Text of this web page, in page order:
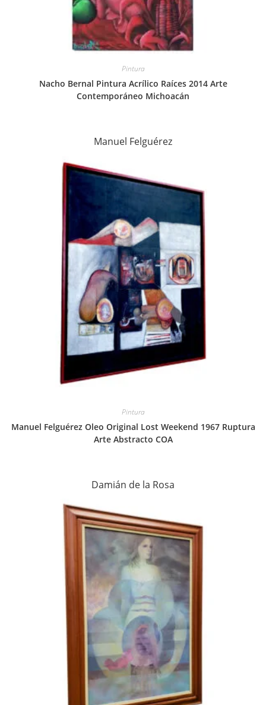
Pintura
Nacho Bernal Pintura Acrílico Raíces 2014 Arte
Contemporáneo Michoacán
Manuel Felguérez
Pintura
Manuel Felguérez Oleo Original Lost Weekend 1967 Ruptura
Arte Abstracto COA
Damián de la Rosa